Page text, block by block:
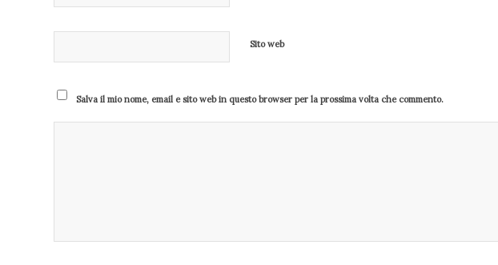
Sito web
Salva il mio nome, email e sito web in questo browser per la prossima volta che commento.